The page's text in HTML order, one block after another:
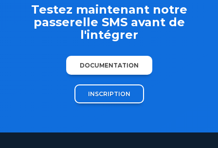
Testez maintenant notre
passerelle SMS avant de
l'intégrer
DOCUMENTATION
INSCRIPTION